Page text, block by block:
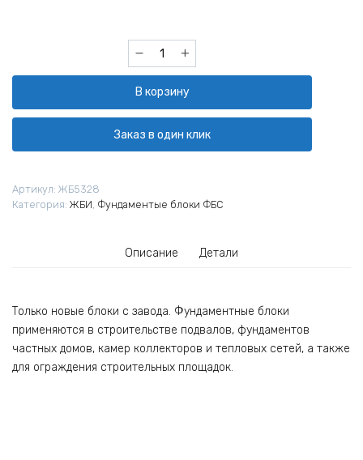
Количество
товара
блок
ФБС
24.5-
6
В корзину
Заказ в один клик
Артикул: ЖБ5328
Категория: ЖБИ, Фундаментые блоки ФБС
Описание Детали
Только новые блоки с завода. Фундаментные блоки
применяются в строительстве подвалов, фундаментов
частных домов, камер коллекторов и тепловых сетей, а также
для ограждения строительных площадок.